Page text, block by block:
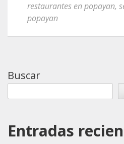
restaurantes en popayan,
popayan
Buscar
Entradas